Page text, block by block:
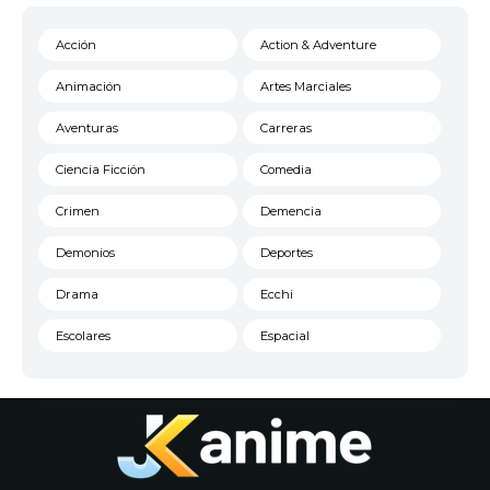
Acción Action & Adventure
Animación Artes Marciales
Aventuras Carreras
Ciencia Ficción Comedia
Crimen Demencia
Demonios Deportes
Drama Ecchi
Escolares Espacial
Historico
Josei